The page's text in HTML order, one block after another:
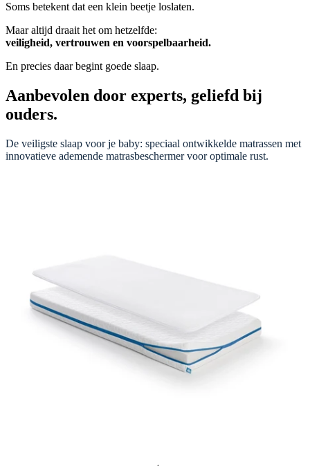
Soms betekent dat een klein beetje loslaten.
Maar altijd draait het om hetzelfde:
veiligheid, vertrouwen en voorspelbaarheid.
En precies daar begint goede slaap.
Aanbevolen door experts, geliefd bij
ouders.
De veiligste slaap voor je baby: speciaal ontwikkelde matrassen met
innovatieve ademende matrasbeschermer voor optimale rust.